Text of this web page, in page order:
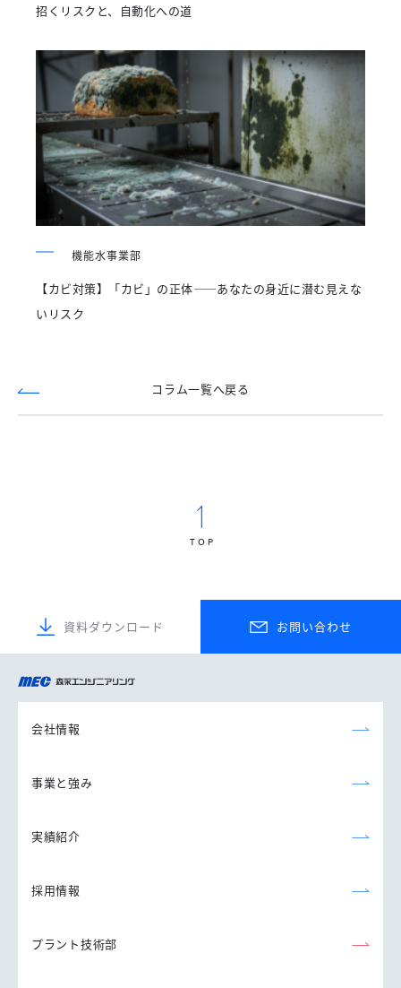
招くリスクと、自動化への道
機能水事業部
【カビ対策】「カビ」の正体——あなたの身近に潜む見えな
いリスク
コラム一覧へ戻る
TOP
資料ダウンロード お問い合わせ
森永エンジニアリング
株式会社
会社情報
事業と強み
実績紹介
採用情報
プラント技術部